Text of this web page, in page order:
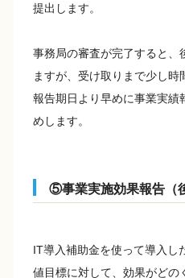
提出します。
事務局の審査が完了すると、
ますが、受け取りまで少し時
報告期日より早めに事業実績
めします。
⑤事業実施効果報告（
IT導入補助金を使って導入し
値目標に対して、効果がどの